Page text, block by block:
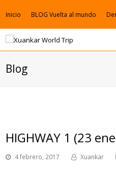
Inicio BLOG Vuelta al mundo
Blog
HIGHWAY 1 (23
4 febrero, 2017 Xuankar